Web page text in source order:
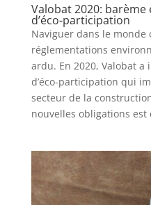
Valobat 2020:
d’éco-participation
Naviguer dans le monde
réglementations
ardu. En 2020, Valobat
d’éco-participation qui
secteur de la
nouvelles obligations est